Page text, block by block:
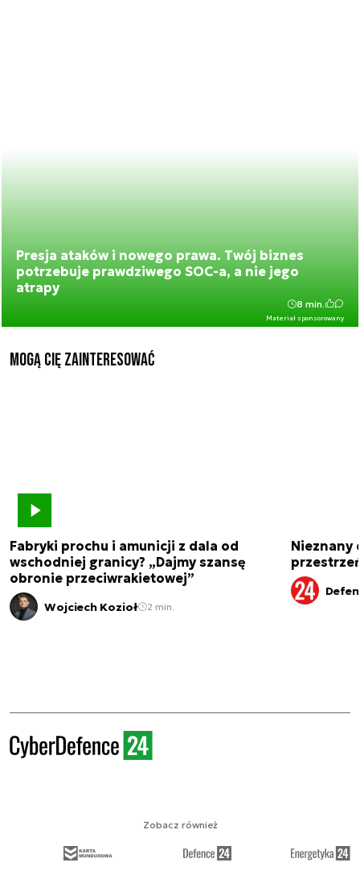
Presja ataków i nowego prawa. Twój biznes
potrzebuje prawdziwego SOC-a, a nie jego
atrapy
Materiał sponsorowany
8 min.
Mogą Cię zainteresować
Fabryki prochu i amunicji z dala od
wschodniej granicy? „Dajmy szansę
obronie przeciwrakietowej”
Wojciech Kozioł 2 min.
Nieznany
Zobacz również